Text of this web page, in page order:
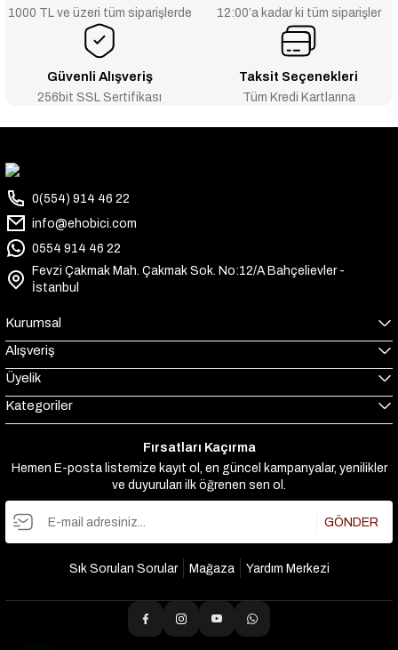
1000 TL ve üzeri tüm siparişlerde 12:00’a kadar ki tüm siparişler
Güvenli Alışveriş
256bit SSL Sertifikası
Taksit Seçenekleri
Tüm Kredi Kartlarına
0(554) 914 46 22
info@ehobici.com
0554 914 46 22
Fevzi Çakmak Mah. Çakmak Sok. No:12/A Bahçelievler -
İstanbul
Kurumsal
Alışveriş
Üyelik
Kategoriler
Fırsatları Kaçırma
Hemen E-posta listemize kayıt ol, en güncel kampanyalar, yenilikler
ve duyuruları ilk öğrenen sen ol.
GÖNDER
Sık Sorulan Sorular Mağaza Yardım Merkezi